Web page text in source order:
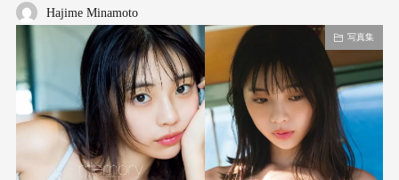
Hajime Minamoto
写真集